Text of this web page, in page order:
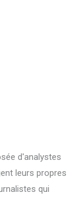
d'analystes
leurs propres
qui